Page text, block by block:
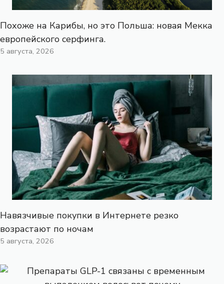
Похоже на Карибы, но это Польша: новая Мекка
европейского серфинга.
5 августа, 2026
Навязчивые покупки в Интернете резко
возрастают по ночам
5 августа, 2026